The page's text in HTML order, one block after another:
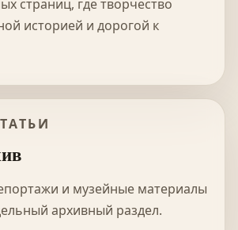
страниц, где творчество
историей и дорогой к
и музейные материалы
архивный раздел.